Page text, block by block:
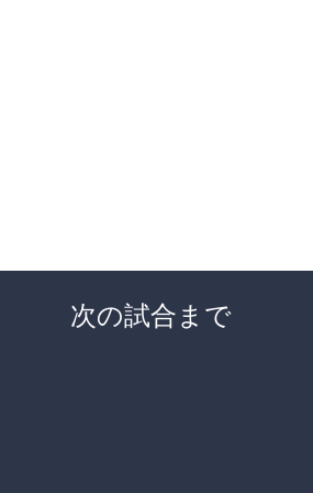
次の試合まで